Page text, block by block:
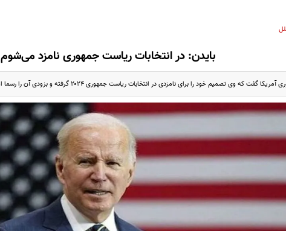
بایدن: در انتخابات ریاست جمهوری نامزد می‌شوم
که وی تصمیم خود را برای نامزدی در انتخابات ریاست جمهوری ۲۰۲۴ گرفته و بزودی آن را رسما اعلام خواهد کرد.